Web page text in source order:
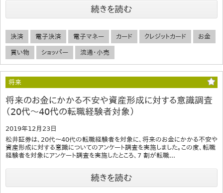
続きを読む
決済 電子決済 電子マネー カード クレジットカード お金
買い物 ショッパー 流通・小売
将来
将来のお金にかかる不安や資産形成に対する意識調査
（20代～40代の転職経験者対象）
2019年12月23日
松井証券は、20代～40代の転職経験者を対象に、将来のお金にかかる不安や
資産形成に対する意識についてのアンケート調査を実施しました。この度、転職
経験者を対象にアンケート調査を実施したところ、7 割が転職...
続きを読む